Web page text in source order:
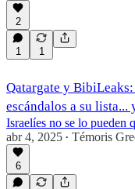
2
1 1
Qatargate y
escándalos a su lista...
Israelíes no se lo pueden
abr 4, 2025 • Témoris
6